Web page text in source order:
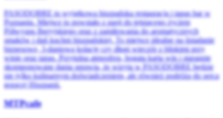
PASODOBRE to wyjątkowa hiszpańska restauracja i tapas bar w
Poznaniu. Miejsce to powstało z pasji do tętniącego życiem
Półwyspu Iberyjskiego oraz z zamiłowania do aromatycznych
smaków i dań kuchni hiszpańskiej. To miejsce idealne na śniadanie
biznesowe, 3-daniową kolację czy długi wieczór z bliskimi przy
winie oraz tapas. Przytulna atmosfera, bogata karta win i starannie
skomponowane dania sprawią, że wizyta w PASODOBRE będzie
nie tylko kulinarnym doświadczeniem, ale również podróżą do serca
gorącej Hiszpanii.
MTPcafe